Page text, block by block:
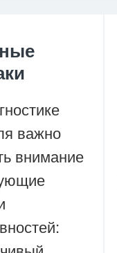
важно
внимание